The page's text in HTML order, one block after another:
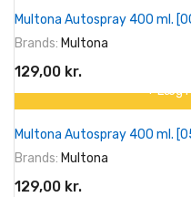
Multona Autospray 400 ml.
Brands: Multona
129,00 kr.
+ Læg I
Multona Autospray 400 ml.
Brands: Multona
129,00 kr.